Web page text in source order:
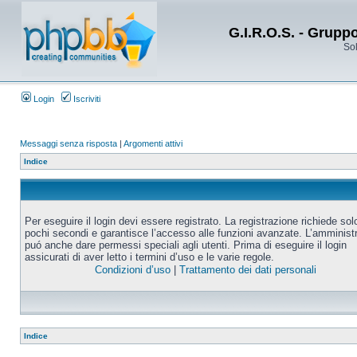
G.I.R.O.S. -
Login Iscriviti
Messaggi senza risposta | Argomenti attivi
Indice
Per eseguire il login devi essere registrato. La registrazione richiede
pochi secondi e garantisce l’accesso alle funzioni avanzate.
puó anche dare permessi speciali agli utenti. Prima di eseguire il login
assicurati di aver letto i termini d’uso e le varie regole.
Condizioni d’uso| Trattamento dei dati personali
Indice